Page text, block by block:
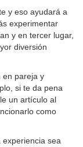
y eso ayudará a
experimentar
y en tercer lugar,
diversión
en pareja y
si te da pena
un artículo al
como
sea